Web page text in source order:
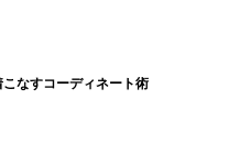
なすコーディネート術